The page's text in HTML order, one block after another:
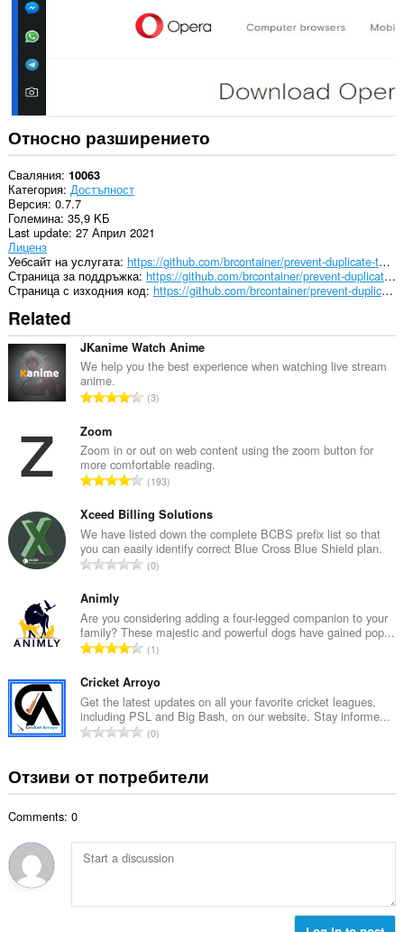
Относно разширението
Сваляния 10063
Категория Достъпност
Версия 0.7.7
Големина 35,9 KБ
Last update 27 Април 2021
Лиценз
Уебсайт на услугата
https://github.com/brcontainer/prevent-duplicate-tabs
Страница за поддръжка
https://github.com/brcontainer/prevent-duplicate-tabs/issues
Страница с изходния код
https://github.com/brcontainer/prevent-duplicate-tabs
Related
JKanime Watch Anime
We help you the best experience when watching live stream
anime.
О
б
р
о
о
ц
е
н
и
:
3
Zoom
Zoom in or out on web content using the zoom button for
more comfortable reading.
О
щ
б
р
о
ц
е
н
к
и
:
193
Xceed Billing Solutions
We have listed down the complete BCBS prefix list so that
you can easily identify correct Blue Cross Blue Shield plan.
О
б
р
о
о
ц
е
н
и
:
0
Animly
Are you considering adding a four-legged companion to your
family? These majestic and powerful dogs have gained pop...
О
щ
б
р
о
о
ц
к
и
1
Cricket Arroyo
Get the latest updates on all your favorite cricket leagues,
including PSL and Big Bash, on our website. Stay informe...
О
щ
б
й
о
н
0
Отзиви от потребители
Comments: 0